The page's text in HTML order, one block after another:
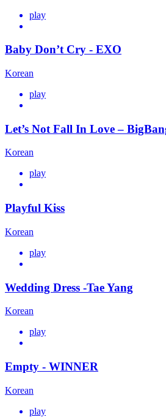
play
Baby Don’t Cry - EXO
Korean
play
Let’s Not Fall In Love –
Korean
play
Playful Kiss
Korean
play
Wedding Dress -Tae Yang
Korean
play
Empty - WINNER
Korean
play